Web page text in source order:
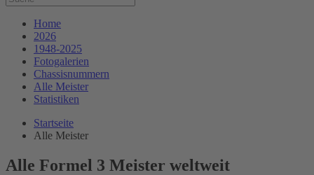
Home
2026
1948-2025
Fotogalerien
Chassisnummern
Alle Meister
Statistiken
Startseite
Alle Meister
Alle Formel 3 Meister weltweit